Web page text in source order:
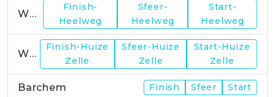
WP13
Finish-
Heelweg
Sfeer-
Heelweg
Start-
Heelweg
WP15
Finish-Huize
Zelle
Sfeer-Huize
Zelle
Start-Huize
Zelle
Barchem Finish Sfeer Start